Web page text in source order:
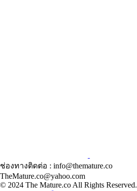
ช่องทางติดต่อ : info@themature.co
TheMature.co@yahoo.com
© 2024 The Mature.co All Rights Reserved.